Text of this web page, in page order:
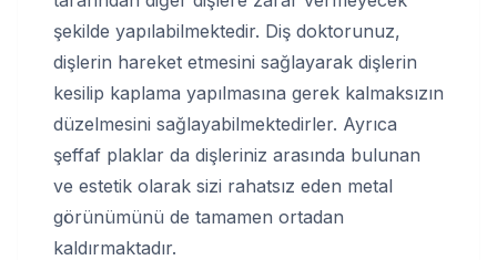
şekilde yapılabilmektedir. Diş doktorunuz,
dişlerin hareket etmesini sağlayarak dişlerin
kesilip kaplama yapılmasına gerek kalmaksızın
düzelmesini sağlayabilmektedirler. Ayrıca
şeffaf plaklar da dişleriniz arasında bulunan
ve estetik olarak sizi rahatsız eden metal
görünümünü de tamamen ortadan
kaldırmaktadır.